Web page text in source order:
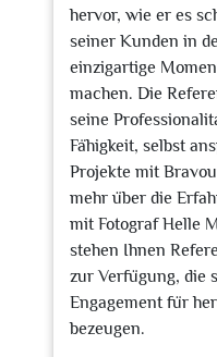
hervor, wie er es
seiner Kunden in
einzigartige
machen. Die
seine
Fähigkeit, selbst
Projekte mit
mehr über die
mit Fotograf Helle
stehen Ihnen
zur Verfügung, die
Engagement für
bezeugen.